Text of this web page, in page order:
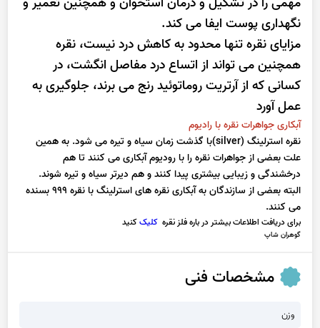
نگهداری پوست ایفا می کند.
مزایای نقره تنها محدود به کاهش درد نیست، نقره
همچنین می تواند از اتساع درد مفاصل انگشت، در
کسانی که از آرتریت روماتوئید رنج می برند، جلوگیری به
عمل آورد
آبکاری جواهرات نقره با رادیوم
نقره استرلینگ (silver)با گذشت زمان سیاه و تیره می شود. به همین
علت بعضی از جواهرات نقره را با رودیوم آبکاری می کنند تا هم
درخشندگی و زیبایی بیشتری پیدا کنند و هم دیرتر سیاه و تیره شوند.
البته بعضی از سازندگان به آبکاری نقره های استرلینگ با نقره 999 بسنده
می کنند.
برای دریافت اطلاعات بیشتر در باره فلز نقرهکلیککنید
گوهران شاپ
مشخصات فنی
وزن